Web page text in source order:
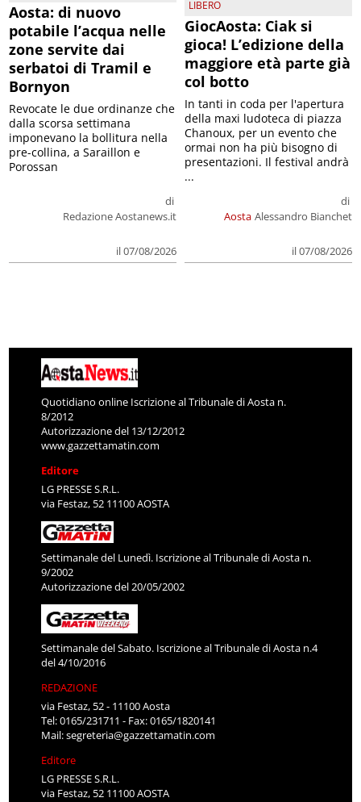
Aosta: di nuovo
potabile l’acqua nelle
zone servite dai
serbatoi di Tramil e
Bornyon
di
Redazione Aostanews.it
il 07/08/2026
Revocate le due ordinanze che
dalla scorsa settimana
imponevano la bollitura nella
pre-collina, a Saraillon e
Porossan
LIBERO
GiocAosta: Ciak si
gioca! L’edizione della
maggiore età parte già
col botto
Aosta
di
Alessandro Bianchet
il 07/08/2026
In tanti in coda per l'apertura
della maxi ludoteca di piazza
Chanoux, per un evento che
ormai non ha più bisogno di
presentazioni. Il festival andrà
...
Quotidiano online Iscrizione al Tribunale di Aosta n.
8/2012
Autorizzazione del 13/12/2012
www.gazzettamatin.com
Editore
LG PRESSE S.R.L.
via Festaz, 52 11100 AOSTA
Settimanale del Lunedì. Iscrizione al Tribunale di Aosta n.
9/2002
Autorizzazione del 20/05/2002
Settimanale del Sabato. Iscrizione al Tribunale di Aosta n.4
del 4/10/2016
REDAZIONE
via Festaz, 52 - 11100 Aosta
Tel: 0165/231711 - Fax: 0165/1820141
Mail:segreteria@gazzettamatin.com
Editore
LG PRESSE S.R.L.
via Festaz, 52 11100 AOSTA